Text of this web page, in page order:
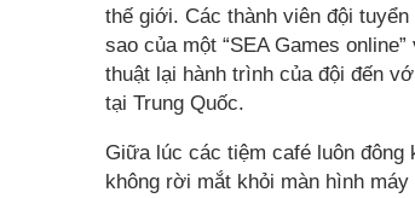
thế giới. Các thành viên đội
sao của một “SEA Games
thuật lại hành trình của đội đến
tại Trung Quốc.
Giữa lúc các tiệm café luôn đông
không rời mắt khỏi màn hình